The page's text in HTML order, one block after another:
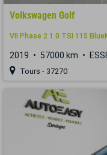
Volkswagen Golf
VII Phase 2 1.0 TSI 115
2019 57000 km
Tours - 37270